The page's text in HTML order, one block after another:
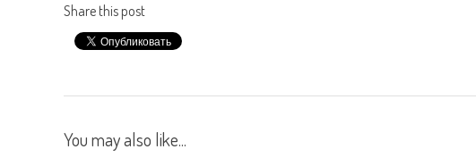
Share this post
You may also like...